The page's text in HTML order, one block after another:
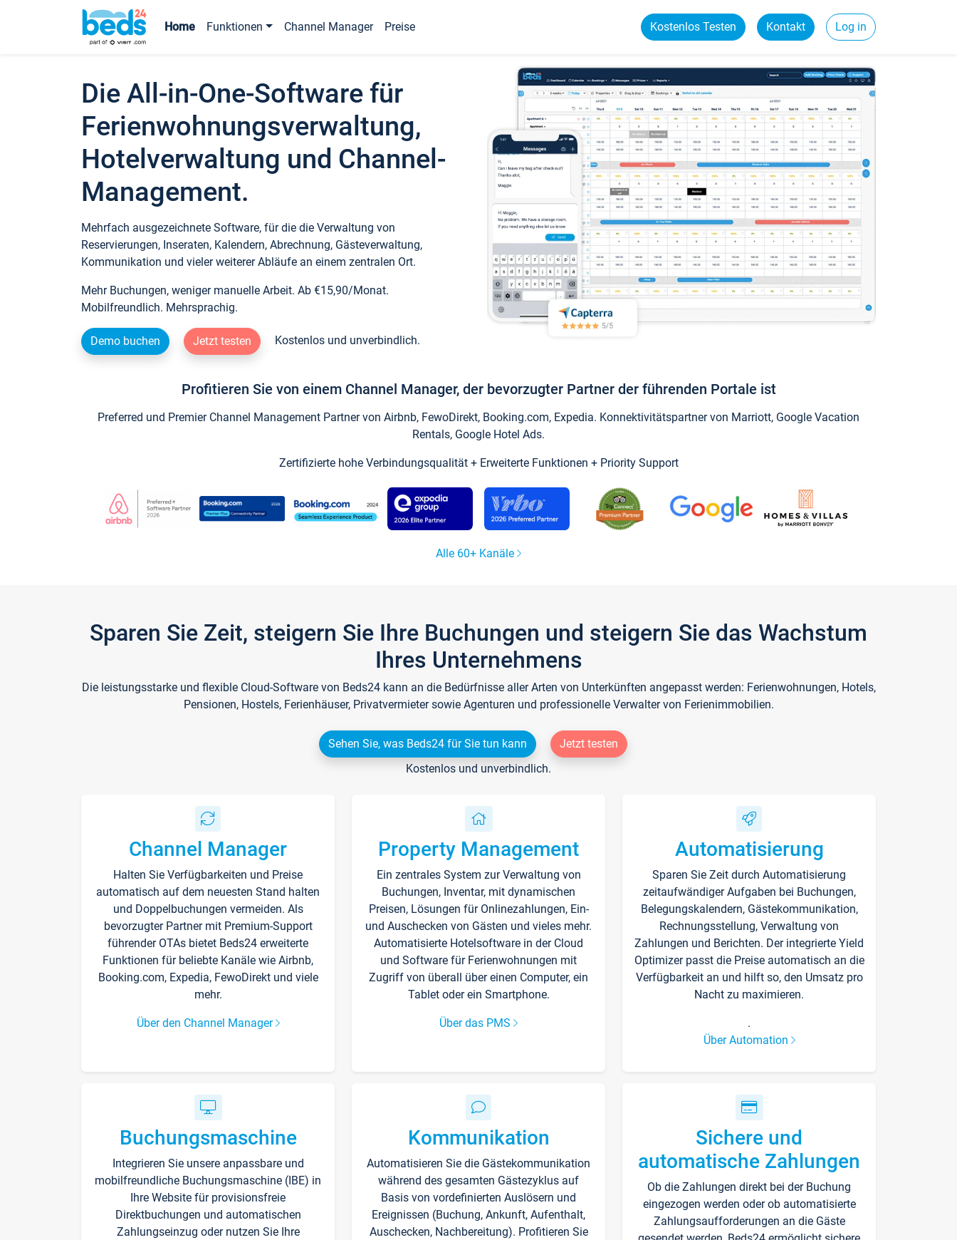
Home Funktionen Channel Manager Preise Kostenlos Testen Kontakt Log in
Die All-in-One-Software für
Ferienwohnungsverwaltung,
Hotelverwaltung und Channel-
Management.
Mehrfach ausgezeichnete Software, für die die Verwaltung von
Reservierungen, Inseraten, Kalendern, Abrechnung, Gästeverwaltung,
Kommunikation und vieler weiterer Abläufe an einem zentralen Ort.
Mehr Buchungen, weniger manuelle Arbeit. Ab €15,90/Monat.
Mobilfreundlich. Mehrsprachig.
Demo buchen Jetzt testen Kostenlos und unverbindlich.
Profitieren Sie von einem Channel Manager, der bevorzugter Partner der führenden Portale ist
Preferred und Premier Channel Management Partner von Airbnb, FewoDirekt, Booking.com, Expedia. Konnektivitätspartner von Marriott, Google Vacation
Rentals, Google Hotel Ads.
Zertifizierte hohe Verbindungsqualität + Erweiterte Funktionen + Priority Support
Alle 60+ Kanäle
Sparen Sie Zeit, steigern Sie Ihre Buchungen und steigern Sie das Wachstum
Ihres Unternehmens
Die leistungsstarke und flexible Cloud-Software von Beds24 kann an die Bedürfnisse aller Arten von Unterkünften angepasst werden: Ferienwohnungen, Hotels,
Pensionen, Hostels, Ferienhäuser, Privatvermieter sowie Agenturen und professionelle Verwalter von Ferienimmobilien.
Sehen Sie, was Beds24 für Sie tun kann
Jetzt testen
Kostenlos und unverbindlich.
Channel Manager
Halten Sie Verfügbarkeiten und Preise
automatisch auf dem neuesten Stand halten
und Doppelbuchungen vermeiden. Als
bevorzugter Partner mit Premium-Support
führender OTAs bietet Beds24 erweiterte
Funktionen für beliebte Kanäle wie Airbnb,
Booking.com, Expedia, FewoDirekt und viele
mehr.
Über den Channel Manager
Property Management
Ein zentrales System zur Verwaltung von
Buchungen, Inventar, mit dynamischen
Preisen, Lösungen für Onlinezahlungen, Ein-
und Auschecken von Gästen und vieles mehr.
Automatisierte Hotelsoftware in der Cloud
und Software für Ferienwohnungen mit
Zugriff von überall über einen Computer, ein
Tablet oder ein Smartphone.
Über das PMS
Automatisierung
Sparen Sie Zeit durch Automatisierung
zeitaufwändiger Aufgaben bei Buchungen,
Belegungskalendern, Gästekommunikation,
Rechnungsstellung, Verwaltung von
Zahlungen und Berichten. Der integrierte Yield
Optimizer passt die Preise automatisch an die
Verfügbarkeit an und hilft so, den Umsatz pro
Nacht zu maximieren.
.
Über Automation
Buchungsmaschine
Integrieren Sie unsere anpassbare und
mobilfreundliche Buchungsmaschine (IBE) in
Ihre Website für provisionsfreie
Direktbuchungen und automatischen
Zahlungseinzug oder nutzen Sie Ihre
Kommunikation
Automatisieren Sie die Gästekommunikation
während des gesamten Gästezyklus auf
Basis von vordefinierten Auslösern und
Ereignissen (Buchung, Ankunft, Aufenthalt,
Auschecken, Nachbereitung). Profitieren Sie
Sichere und
automatische Zahlungen
Ob die Zahlungen direkt bei der Buchung
eingezogen werden oder ob automatisierte
Zahlungsaufforderungen an die Gäste